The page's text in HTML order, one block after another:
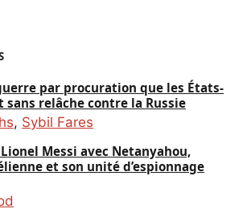
par procuration que les États-
sans relâche contre la Russie
, Sybil Fares
Messi avec Netanyahou,
et son unité d’espionnage